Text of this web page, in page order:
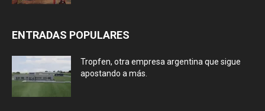
ENTRADAS POPULARES
Tropfen, otra empresa argentina que sigue
apostando a más.